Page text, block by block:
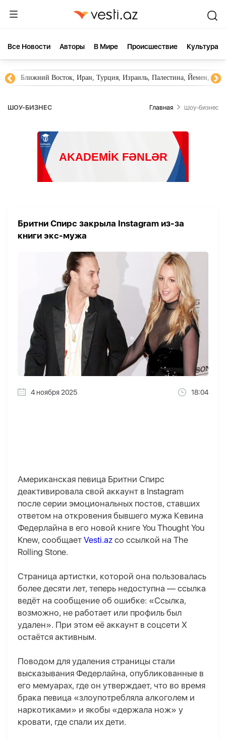
Все Новости Aвторы В Мире Происшествие Культура
Ближний Восток, Иран, Турция, Израиль, Палестина, Йемен,
ШОУ-БИЗНЕС Главная Шоу-бизнес
Бритни Спирс закрыла Instagram из-за
книги экс-мужа
4 ноября 2025 18:04
Американская певица Бритни Спирс
деактивировала свой аккаунт в Instagram
после серии эмоциональных постов, ставших
ответом на откровения бывшего мужа Кевина
Федерлайна в его новой книге You Thought You
Knew, сообщает Vesti.az со ссылкой на The
Rolling Stone.
Страница артистки, которой она пользовалась
более десяти лет, теперь недоступна — ссылка
ведёт на сообщение об ошибке: «Ссылка,
возможно, не работает или профиль был
удален». При этом её аккаунт в соцсети X
остаётся активным.
Поводом для удаления страницы стали
высказывания Федерлайна, опубликованные в
его мемуарах, где он утверждает, что во время
брака певица «злоупотребляла алкоголем и
наркотиками» и якобы «держала нож» у
кровати, где спали их дети.